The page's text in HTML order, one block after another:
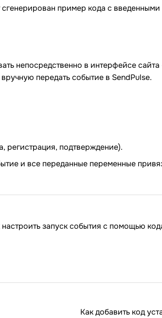
сгенерирован пример кода с
непосредственно в интерфейсе
передать событие в SendPulse.
регистрация, подтверждение).
и все переданные переменные
запуск события с помощью
Как добавить код